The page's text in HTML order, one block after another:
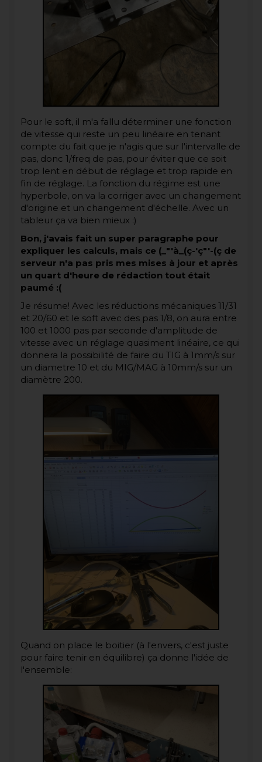
Pour le soft, il m'a fallu déterminer une fonction
de vitesse qui reste un peu linéaire en tenant
compte du fait que je n'agis que sur l'intervalle de
pas, donc 1/freq de pas, pour éviter que ce soit
trop lent en début de réglage et trop rapide en
fin de réglage. La fonction du régime est une
hyperbole, on va la corriger avec un changement
d'origine et un changement d'échelle. Avec un
tableur ça va bien mieux :)
Bon, j'avais fait un super paragraphe pour
expliquer les calculs, mais ce (_"'à_(ç-'ç"'-(ç de
serveur n'a pas pris mes mises à jour et après
un quart d'heure de rédaction tout était
paumé :(
Je résume! Avec les réductions mécaniques 11/31
et 20/60 et le soft avec des pas 1/8, on aura entre
100 et 1000 pas par seconde d'amplitude de
vitesse avec un réglage quasiment linéaire, ce qui
donnera la possibilité de faire du TIG à 1mm/s sur
un diametre 10 et du MIG/MAG à 10mm/s sur un
diamètre 200.
Quand on place le boitier (à l'envers, c'est juste
pour faire tenir en équilibre) ça donne l'idée de
l'ensemble: